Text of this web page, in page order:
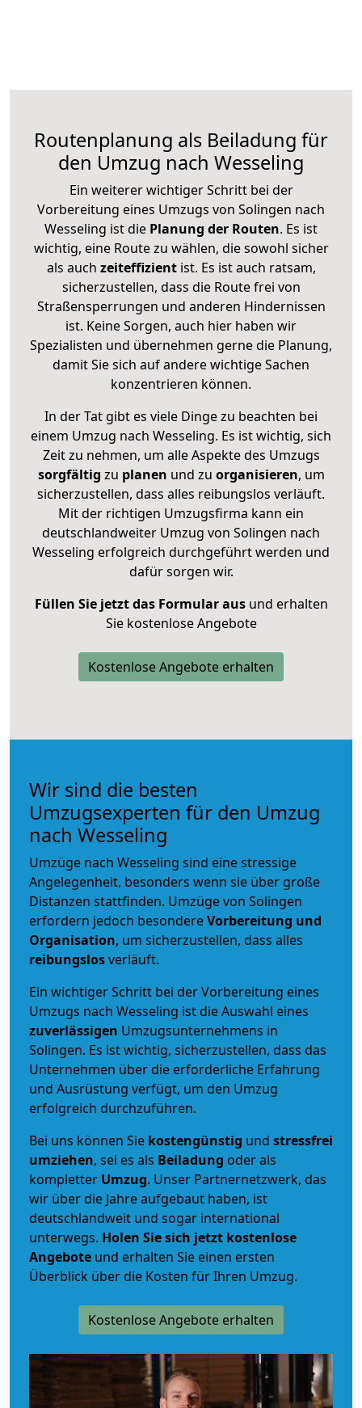
Routenplanung als Beiladung für
den Umzug nach Wesseling
Ein weiterer wichtiger Schritt bei der
Vorbereitung eines Umzugs von Solingen nach
Wesseling ist die Planung der Routen. Es ist
wichtig, eine Route zu wählen, die sowohl sicher
als auch zeiteffizientist. Es ist auch ratsam,
sicherzustellen, dass die Route frei von
Straßensperrungen und anderen Hindernissen
ist. Keine Sorgen, auch hier haben wir
Spezialisten und übernehmen gerne die Planung,
damit Sie sich auf andere wichtige Sachen
konzentrieren können.
In der Tat gibt es viele Dinge zu beachten bei
einem Umzug nach Wesseling. Es ist wichtig, sich
Zeit zu nehmen, um alle Aspekte des Umzugs
sorgfältig zu planen und zu organisieren, um
sicherzustellen, dass alles reibungslos verläuft.
Mit der richtigen Umzugsfirma kann ein
deutschlandweiter Umzug von Solingen nach
Wesseling erfolgreich durchgeführt werden und
dafür sorgen wir.
Füllen Sie jetzt das Formular ausund erhalten
Sie kostenlose Angebote
Kostenlose Angebote erhalten
Wir sind die besten
Umzugsexperten für den Umzug
nach Wesseling
Umzüge nach Wesseling sind eine stressige
Angelegenheit, besonders wenn sie über große
Distanzen stattfinden. Umzüge von Solingen
erfordern jedoch besondereVorbereitung und
Organisation, um sicherzustellen, dass alles
reibungslosverläuft.
Ein wichtiger Schritt bei der Vorbereitung eines
Umzugs nach Wesseling ist die Auswahl eines
zuverlässigen Umzugsunternehmens in
Solingen. Es ist wichtig, sicherzustellen, dass das
Unternehmen über die erforderliche Erfahrung
und Ausrüstung verfügt, um den Umzug
erfolgreich durchzuführen.
Bei uns können Sie kostengünstig und stressfrei
umziehen, sei es als Beiladung oder als
kompletter Umzug. Unser Partnernetzwerk, das
wir über die Jahre aufgebaut haben, ist
deutschlandweit und sogar international
unterwegs. Holen Sie sich jetzt kostenlose
Angebote und erhalten Sie einen ersten
Überblick über die Kosten für Ihren Umzug.
Kostenlose Angebote erhalten